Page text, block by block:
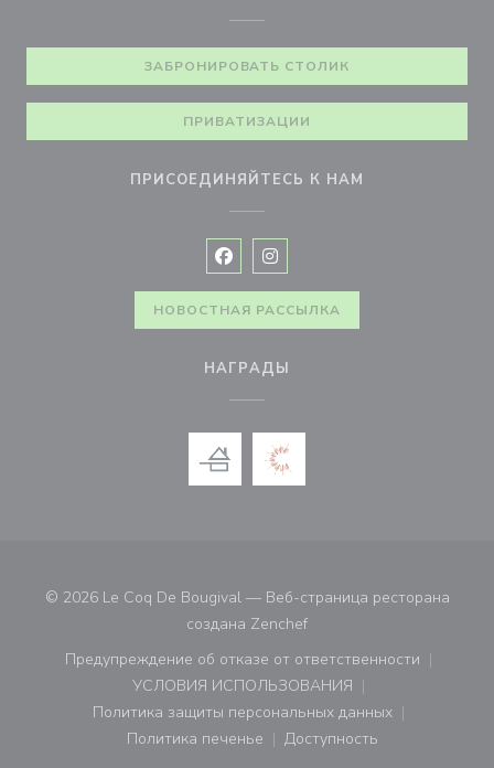
ЗАБРОНИРОВАТЬ СТОЛИК
ПРИВАТИЗАЦИИ
ПРИСОЕДИНЯЙТЕСЬ К НАМ
Facebook ((открывается в новом
Instagram ((открывается в
НОВОСТНАЯ РАССЫЛКА
НАГРАДЫ
© 2026 Le Coq De Bougival — Веб-страница ресторана
создана Zenchef((открывается в новом
Предупреждение об отказе от ответственности
((открывается в новом окне))
УСЛОВИЯ ИСПОЛЬЗОВАНИЯ
((открывается в новом окне))
Политика защиты персональных данных
((открывается в новом окне))
Политика печенье
((открывается в новом окне))
Доступность
((открывается в